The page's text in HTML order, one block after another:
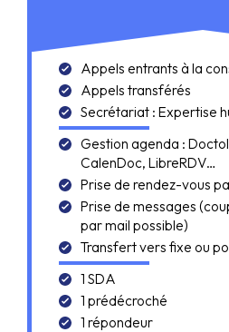
Appels entrants à la
Appels transférés
Secrétariat : Expertise
Gestion agenda :
CalenDoc, LibreRDV…
Prise de rendez-vous
Prise de messages
par mail possible)
Transfert vers fixe ou
1 SDA
1 prédécroché
1 répondeur